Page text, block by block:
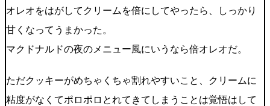
オレオをはがしてクリームを倍にしてやったら、しっかり
甘くなってうまかった。
マクドナルドの夜のメニュー風にいうなら倍オレオだ。
ただクッキーがめちゃくちゃ割れやすいこと、クリームに
粘度がなくてポロポロとれてきてしまうことは覚悟はして